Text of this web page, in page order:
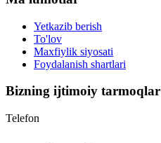
Yetkazib berish
To'lov
Maxfiylik siyosati
Foydalanish shartlari
Bizning ijtimoiy tarmoqlar
Telefon